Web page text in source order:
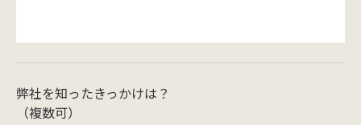
弊社を知ったきっかけは？
（複数可）